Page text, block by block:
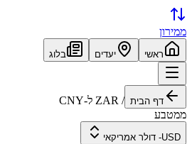
ממירון
ראשי יעדים בלוג
דף הבית /
ZAR ל-CNY
ממטבע
USD
- דולר אמריקאי